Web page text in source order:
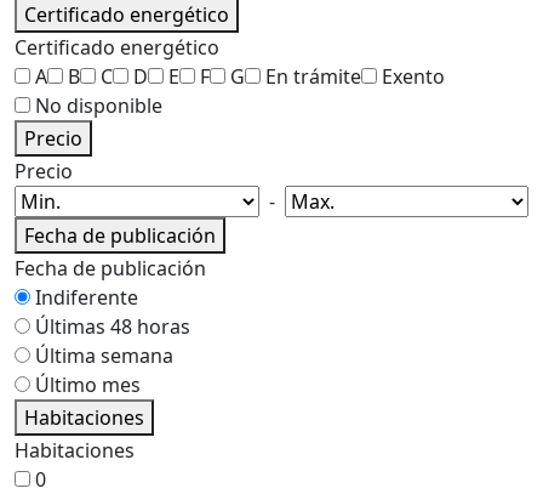
Certificado energético
Certificado energético
A
B C D E F G En trámite
Exento
No disponible
Precio
Precio
-
Fecha de publicación
Fecha de publicación
Indiferente
Últimas 48 horas
Última semana
Último mes
Habitaciones
Habitaciones
0